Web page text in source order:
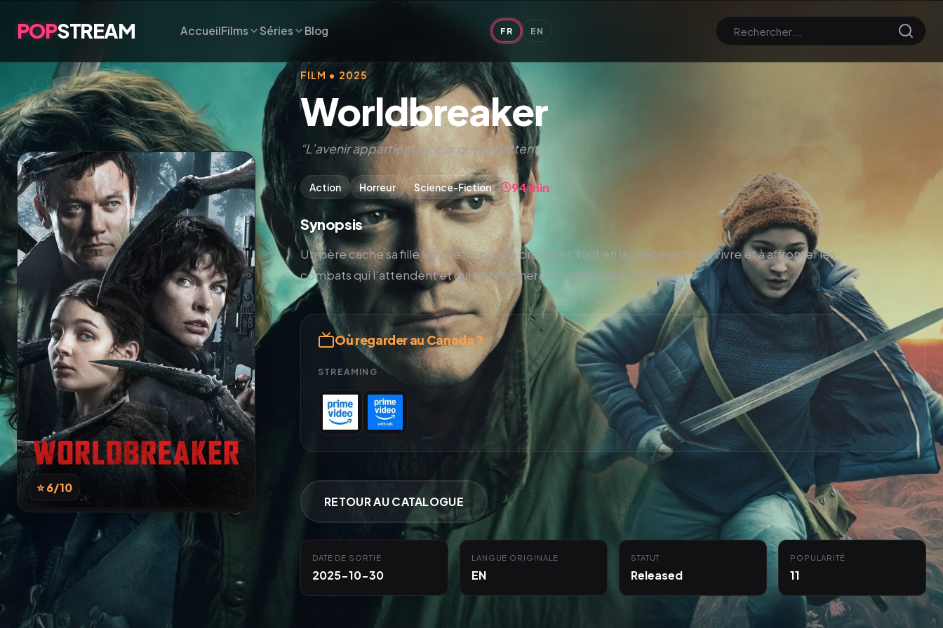
POPSTREAM AccueilFilms Séries Blog FR EN
⭐ 6/10
FILM • 2025
Worldbreaker
“L’avenir appartient à ceux qui se battent.”
Action Horreur Science-Fiction 94 min
Synopsis
Un père cache sa fille sur une île pour la protéger, tout en la préparant à survivre et à affronter les
combats qui l'attendent et qui détermineront l'avenir de l'Humanité.
Où regarder au Canada ?
STREAMING
RETOUR AU CATALOGUE
DATE DE SORTIE
2025-10-30
LANGUE ORIGINALE
EN
STATUT
Released
POPULARITÉ
11